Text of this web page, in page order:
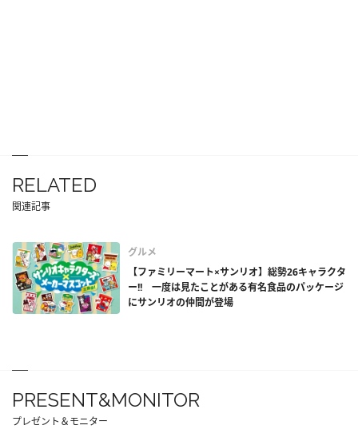
RELATED
関連記事
グルメ
【ファミリーマート×サンリオ】総勢26キャラクタ
ー!! 一度は見たことがある有名食品のパッケージ
にサンリオの仲間が登場
PRESENT&MONITOR
プレゼント＆モニター